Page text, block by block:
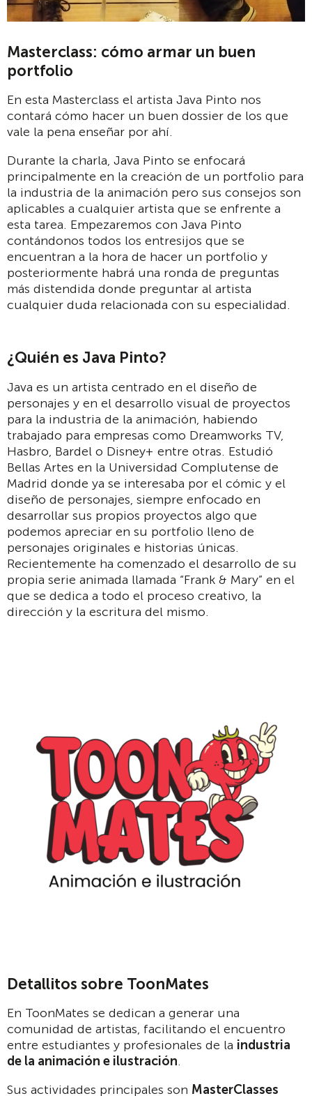
Masterclass: cómo armar un buen
portfolio
En esta Masterclass el artista Java Pinto nos
contará cómo hacer un buen dossier de los que
vale la pena enseñar por ahí.
Durante la charla, Java Pinto se enfocará
principalmente en la creación de un portfolio para
la industria de la animación pero sus consejos son
aplicables a cualquier artista que se enfrente a
esta tarea. Empezaremos con Java Pinto
contándonos todos los entresijos que se
encuentran a la hora de hacer un portfolio y
posteriormente habrá una ronda de preguntas
más distendida donde preguntar al artista
cualquier duda relacionada con su especialidad.
¿Quién es Java Pinto?
Java es un artista centrado en el diseño de
personajes y en el desarrollo visual de proyectos
para la industria de la animación, habiendo
trabajado para empresas como Dreamworks TV,
Hasbro, Bardel o Disney+ entre otras. Estudió
Bellas Artes en la Universidad Complutense de
Madrid donde ya se interesaba por el cómic y el
diseño de personajes, siempre enfocado en
desarrollar sus propios proyectos algo que
podemos apreciar en su portfolio lleno de
personajes originales e historias únicas.
Recientemente ha comenzado el desarrollo de su
propia serie animada llamada “Frank & Mary” en el
que se dedica a todo el proceso creativo, la
dirección y la escritura del mismo.
Detallitos sobre ToonMates
En ToonMates se dedican a generar una
comunidad de artistas, facilitando el encuentro
entre estudiantes y profesionales de la industria
de la animación e ilustración.
Sus actividades principales son MasterClasses